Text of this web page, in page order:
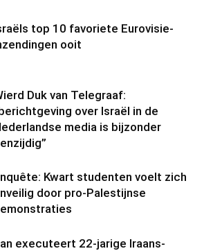
top 10 favoriete Eurovisie-
ooit
Duk van Telegraaf:
over Israël in de
media is bijzonder
Kwart studenten voelt zich
door pro-Palestijnse
executeert 22-jarige Iraans-